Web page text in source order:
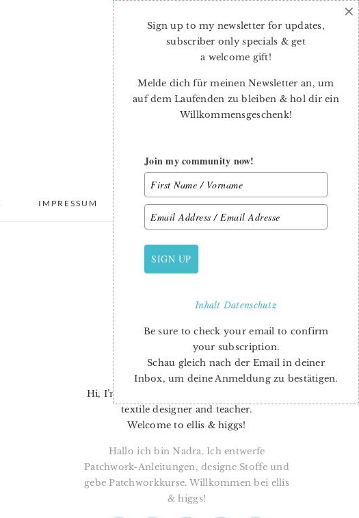
IMPRESSUM DATENSCHUTZ
PRIMARY
SIDEBAR
Hi, I’m Nadra. I’m a quilt pattern designer,
textile designer and teacher.
Welcome to ellis & higgs!
Hallo ich bin Nadra. Ich entwerfe
Patchwork-Anleitungen, designe Stoffe und
gebe Patchworkkurse. Willkommen bei ellis
& higgs!
Sign up to my newsletter for updates,
subscriber only specials & get
a welcome gift!
Melde dich für meinen Newsletter an, um
auf dem Laufenden zu bleiben & hol dir ein
Willkommensgeschenk!
Join my community now!
SIGN UP
InhaltDatenschutz
Be sure to check your email to confirm
your subscription.
Schau gleich nach der Email in deiner
Inbox, um deine Anmeldung zu bestätigen.
×